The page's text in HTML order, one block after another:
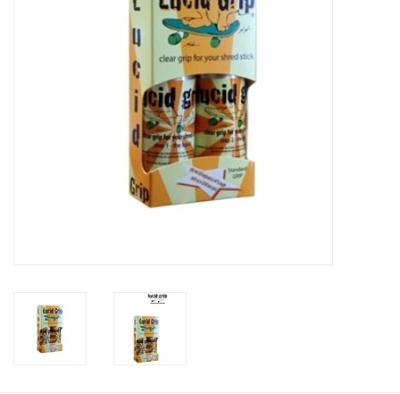
Lycra's & UV protection
Merken